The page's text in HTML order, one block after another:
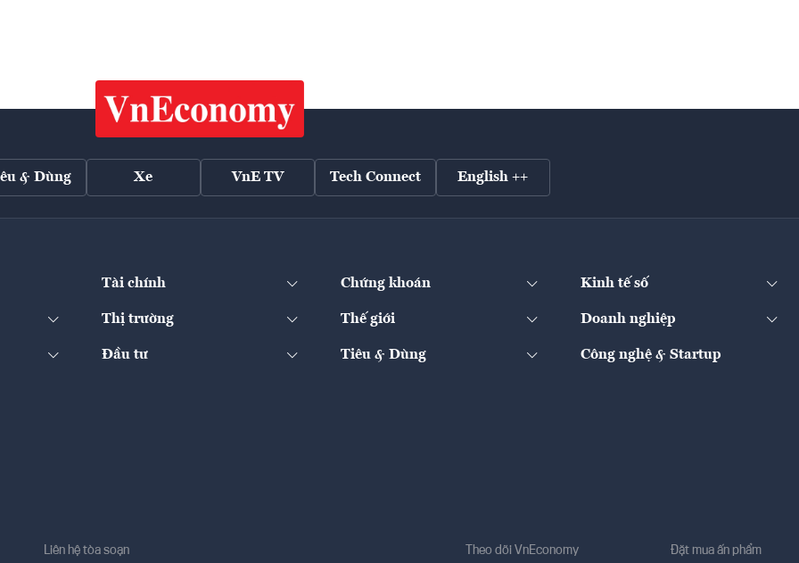
& Dùng Xe VnE TV Tech Connect English ++
Tài chính Chứng khoán Kinh tế số
Thị trường Thế giới Doanh nghiệp
Đầu tư Tiêu & Dùng Công nghệ & Startup
Liên hệ tòa soạn Theo dõi VnEconomy Đặt mua ấn phẩm